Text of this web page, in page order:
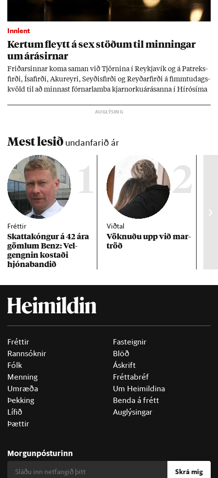
Innlent
Kert­um fleytt á sex stöð­um til minn­ing­ar
um árás­irn­ar
Frið­arsinn­ar koma sam­an við Tjörn­ina í Reykja­vík og á Pat­reks­
firði, Ísa­firði, Ak­ur­eyri, Seyð­is­firði og Reyð­ar­firði á fimmtu­dags­
kvöld til að minn­ast fórn­ar­lamba kjarn­orku­árás­anna í Hírósíma
Mest lesið undanfarið ár
1
Fréttir
Skattakóng­ur á 42 ára
göml­um Benz: Vel­
gengn­in kostaði
hjóna­band­ið
2
Viðtal
Vökn­uðu upp við mar­
tröð
Fréttir
Rannsóknir
Fólk
Menning
Umræða
Þekking
Lífið
Þættir
Fasteignir
Blöð
Áskrift
Fréttabréf
Um Heimildina
Benda á frétt
Auglýsingar
Morgunpósturinn
Skrá mig